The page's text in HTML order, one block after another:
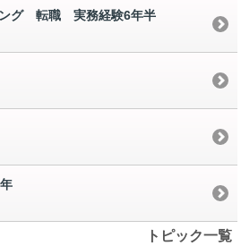
グ 転職 実務経験6年半
トピック一覧